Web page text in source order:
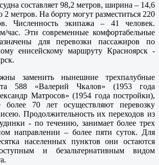
составляет 98,2 метров, ширина – 14,6
2 метров. На борту могут разместиться 220
Численность экипажа – 41 человек.
Эти современные комфортабельные
для перевозки пассажиров по
енисейскому маршруту Красноярск -
заменить нынешние трехпалубные
588 «Валерий Чкалов» (1953 года
Матросов» (1954 года постройки),
70 лет осуществляют перевозку
Продолжительность их переходов из
- по течению, занимает более трех
направлении – более пяти суток. Для
населенных пунктов они остаются
и безальтернативным видом